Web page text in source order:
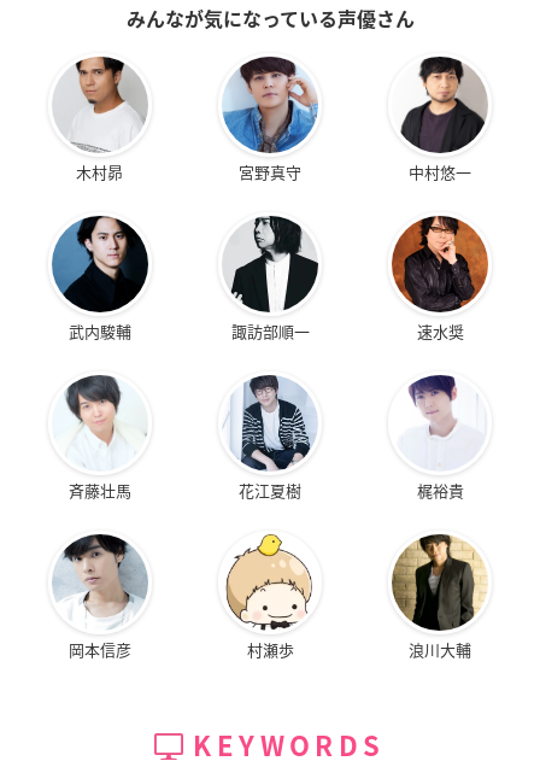
みんなが気になっている声優さん
木村昴 宮野真守 中村悠一
武内駿輔 諏訪部順一 速水奨
斉藤壮馬 花江夏樹 梶裕貴
岡本信彦 村瀬歩 浪川大輔
KEYWORDS